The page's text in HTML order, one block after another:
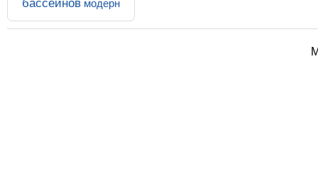
бассейнов модерн